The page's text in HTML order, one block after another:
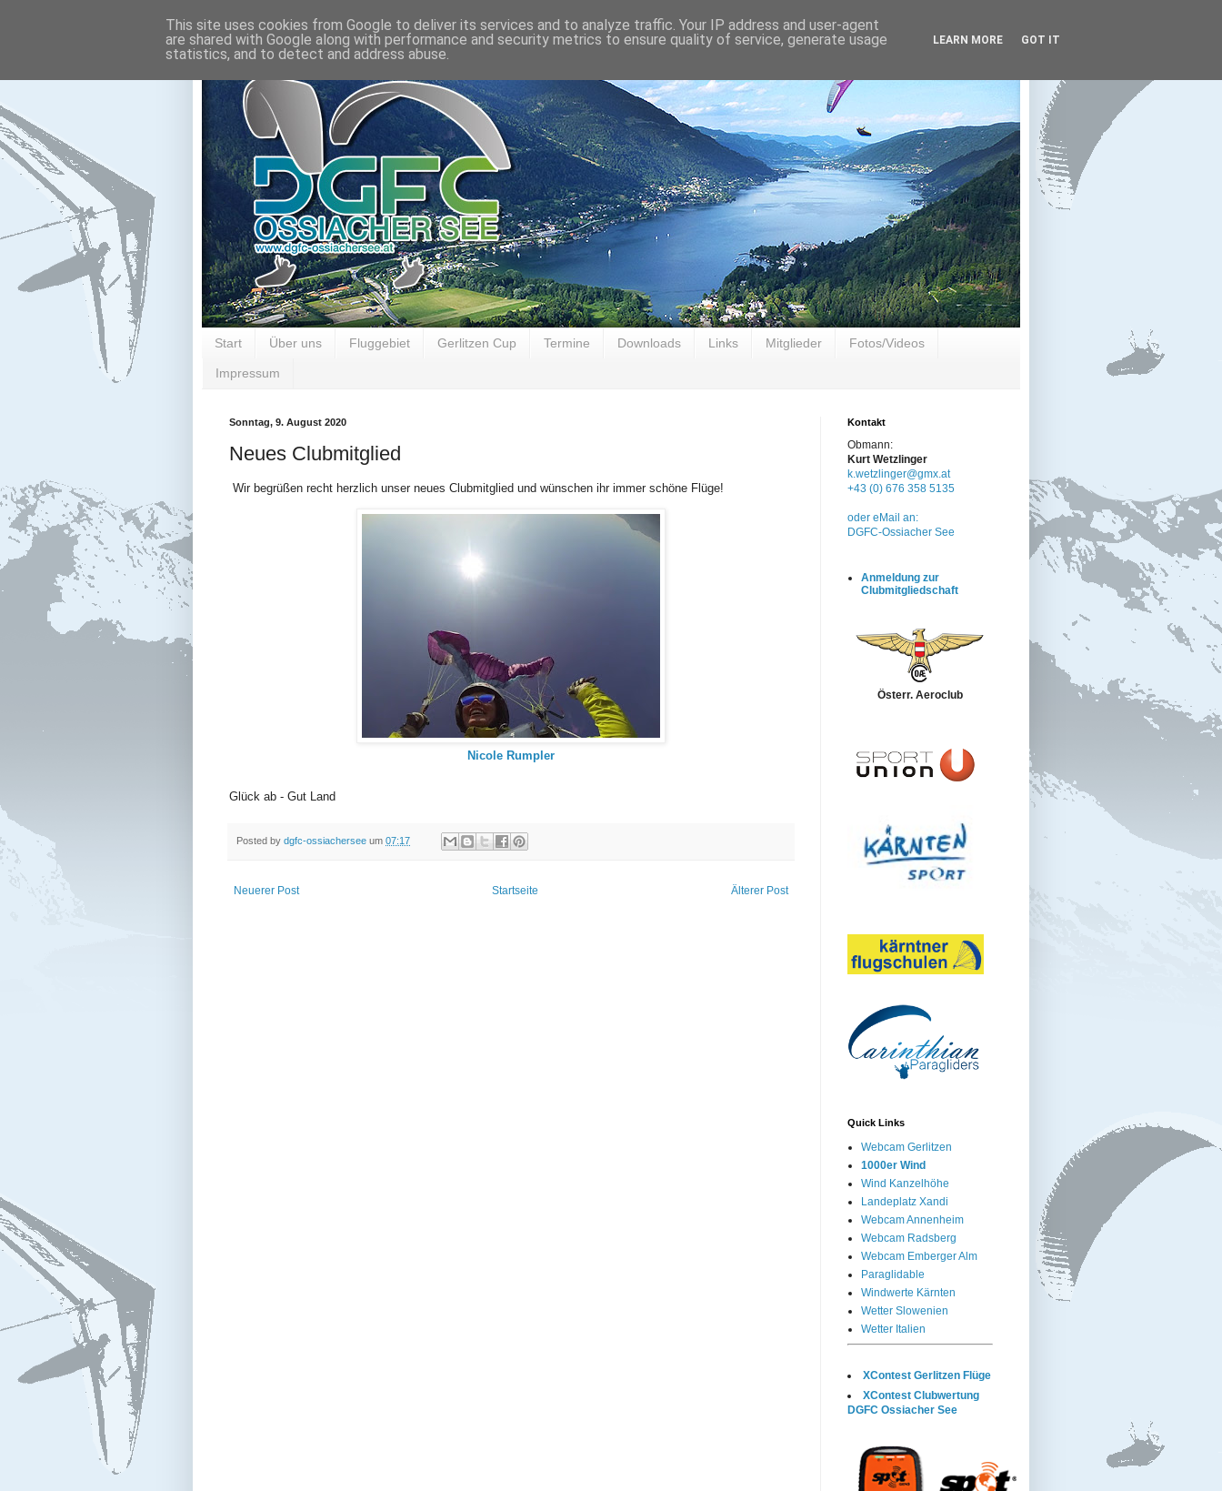
Start Über uns Fluggebiet Gerlitzen Cup Termine Downloads Links Mitglieder Fotos/Videos
Impressum
Sonntag, 9. August 2020
Neues Clubmitglied
Wir begrüßen recht herzlich unser neues Clubmitglied und wünschen ihr immer schöne Flüge!
Nicole Rumpler
Glück ab - Gut Land
Posted by dgfc-ossiachersee um 07:17
Neuerer Post Älterer Post
Startseite
Kontakt
Obmann:
Kurt Wetzlinger
k.wetzlinger@gmx.at
+43 (0) 676 358 5135
oder eMail an:
DGFC-Ossiacher See
Anmeldung zur
Clubmitgliedschaft
Österr. Aeroclub
Quick Links
Webcam Gerlitzen
1000er Wind
Wind Kanzelhöhe
Landeplatz Xandi
Webcam Annenheim
Webcam Radsberg
Webcam Emberger Alm
Paraglidable
Windwerte Kärnten
Wetter Slowenien
Wetter Italien
XContest Gerlitzen Flüge
XContest Clubwertung
DGFC Ossiacher See
This site uses cookies from Google to deliver its services and to analyze traffic. Your IP address and user-agent
are shared with Google along with performance and security metrics to ensure quality of service, generate usage
statistics, and to detect and address abuse.
LEARN MORE GOT IT